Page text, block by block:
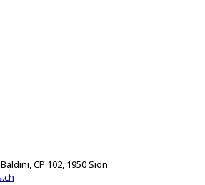
CP 102, 1950 Sion